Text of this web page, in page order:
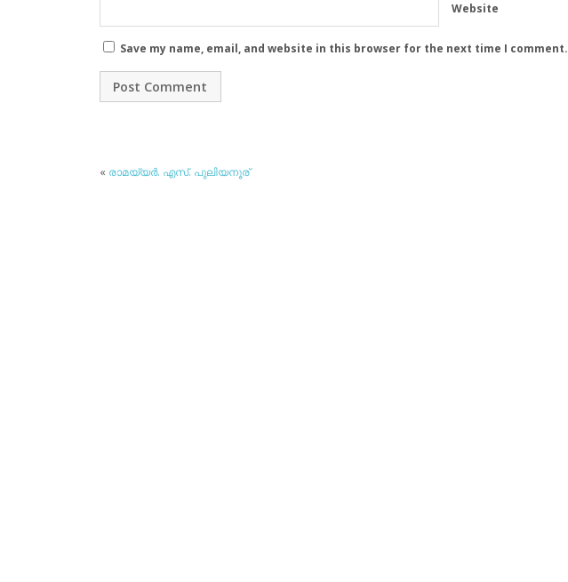
Website
Save my name, email, and website in this browser for the next time I comment.
« രാമയ്യര്‍. എസ്. പുലിയനൂര്